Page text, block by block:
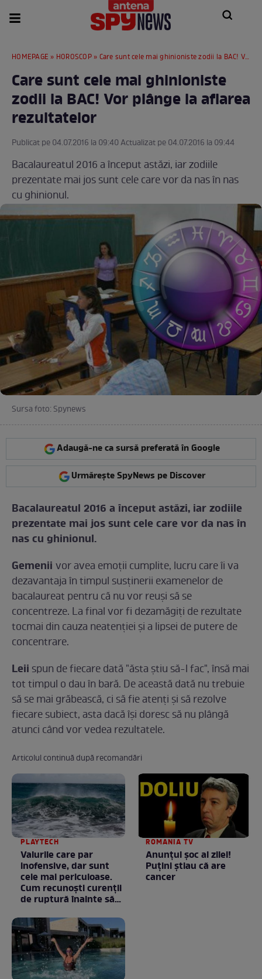
HOMEPAGE » HOROSCOP » Care sunt cele mai ghinioniste zodii la BAC! Vor plânge la aflarea rezultatelor
Care sunt cele mai ghinioniste
zodii la BAC! Vor plânge la aflarea
rezultatelor
Publicat pe 04.07.2016 la 09:40 Actualizat pe 04.07.2016 la 09:44
Bacalaureatul 2016 a început astăzi, iar zodiile
prezentate mai jos sunt cele care vor da nas în nas
cu ghinionul.
Sursa foto: Spynews
Adaugă-ne ca sursă preferată în Google
Urmărește SpyNews pe Discover
Bacalaureatul 2016 a început astăzi, iar zodiile
prezentate mai jos sunt cele care vor da nas în
nas cu ghinionul.
Gemenii vor avea emoţii cumplite, lucru care îi va
dezavantaja în timpul susţinerii examenelor de
bacalaureat pentru că nu vor reuşi să se
concentreze. La final vor fi dezamăgiţi de rezultate
tocmai din cauza neatenţiei şi a lipsei de putere de
concentrare.
Leii spun de fiecare dată "ăsta ştiu să-l fac", însă mai
tot timpul o dau în bară. De această dată nu trebuie
să se mai grăbească, ci să fie atenţi şi să rezolve
fiecare subiect, asta dacă îşi doresc să nu plângă
atunci când vor vedea rezultatele.
Articolul continuă după recomandări
PLAYTECH
Valurile care par
inofensive, dar sunt
cele mai periculoase.
Cum recunoști curenții
de ruptură înainte să
ROMANIA TV
Anunţul şoc al zilei!
Puţini ştiau că are
cancer